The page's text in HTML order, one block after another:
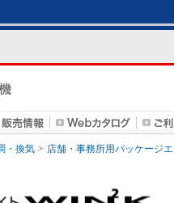
・換気 店舗・事務所用パッケージ